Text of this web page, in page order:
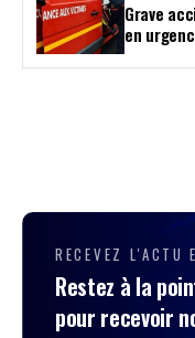
Grave
en
RECEVEZ L'ACTU
Restez à la
pour recevoir